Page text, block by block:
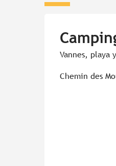
Vannes, playa
Chemin des